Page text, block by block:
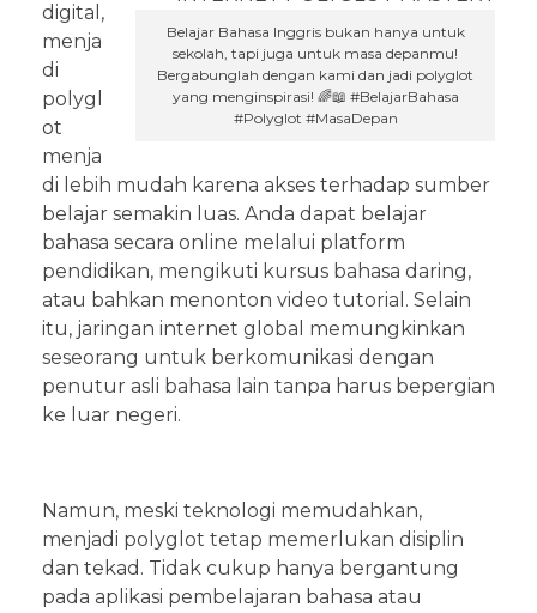
Belajar Bahasa Inggris bukan hanya untuk
sekolah, tapi juga untuk masa depanmu!
Bergabunglah dengan kami dan jadi polyglot
yang menginspirasi! 🌈📖 #BelajarBahasa
#Polyglot #MasaDepan
digital,
menja
di
polygl
ot
menja
di lebih mudah karena akses terhadap sumber
belajar semakin luas. Anda dapat belajar
bahasa secara online melalui platform
pendidikan, mengikuti kursus bahasa daring,
atau bahkan menonton video tutorial. Selain
itu, jaringan internet global memungkinkan
seseorang untuk berkomunikasi dengan
penutur asli bahasa lain tanpa harus bepergian
ke luar negeri.
Namun, meski teknologi memudahkan,
menjadi polyglot tetap memerlukan disiplin
dan tekad. Tidak cukup hanya bergantung
pada aplikasi pembelajaran bahasa atau